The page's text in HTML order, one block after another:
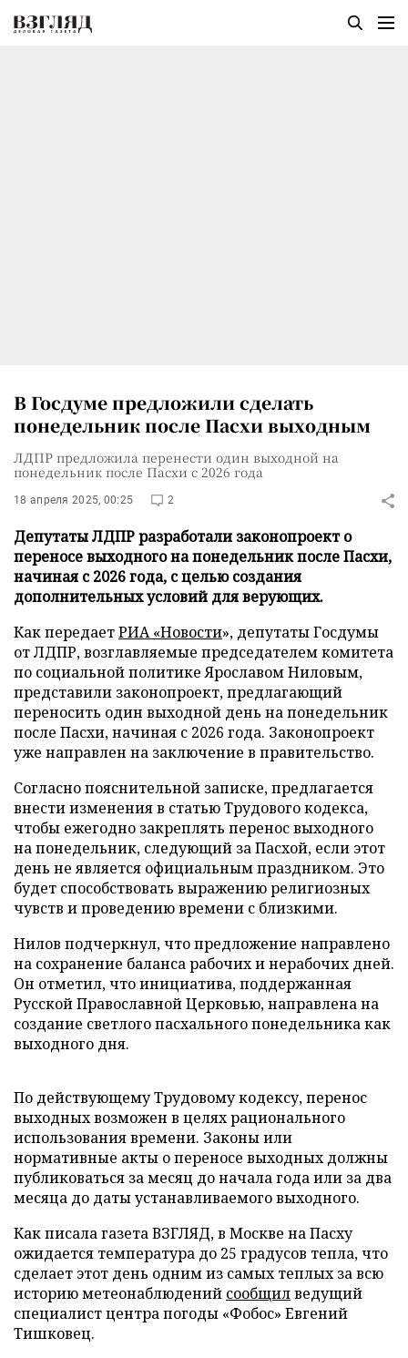
В Госдуме предложили сделать
понедельник после Пасхи выходным
ЛДПР предложила перенести один выходной на
понедельник после Пасхи с 2026 года
18 апреля 2025, 00:25 2
Депутаты ЛДПР разработали законопроект о
переносе выходного на понедельник после Пасхи,
начиная с 2026 года, с целью создания
дополнительных условий для верующих.
Как передаетРИА «Новости», депутаты Госдумы
от ЛДПР, возглавляемые председателем комитета
по социальной политике Ярославом Ниловым,
представили законопроект, предлагающий
переносить один выходной день на понедельник
после Пасхи, начиная с 2026 года. Законопроект
уже направлен на заключение в правительство.
Согласно пояснительной записке, предлагается
внести изменения в статью Трудового кодекса,
чтобы ежегодно закреплять перенос выходного
на понедельник, следующий за Пасхой, если этот
день не является официальным праздником. Это
будет способствовать выражению религиозных
чувств и проведению времени с близкими.
Нилов подчеркнул, что предложение направлено
на сохранение баланса рабочих и нерабочих дней.
Он отметил, что инициатива, поддержанная
Русской Православной Церковью, направлена на
создание светлого пасхального понедельника как
выходного дня.
По действующему Трудовому кодексу, перенос
выходных возможен в целях рационального
использования времени. Законы или
нормативные акты о переносе выходных должны
публиковаться за месяц до начала года или за два
месяца до даты устанавливаемого выходного.
Как писала газета ВЗГЛЯД, в Москве на Пасху
ожидается температура до 25 градусов тепла, что
сделает этот день одним из самых теплых за всю
историю метеонаблюдений сообщилведущий
специалист центра погоды «Фобос» Евгений
Тишковец.